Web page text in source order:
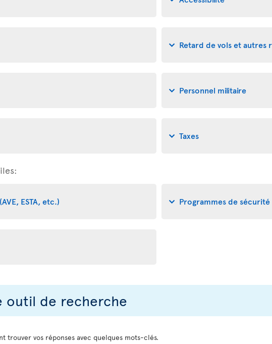
Retard de vols et autres
Personnel militaire
Taxes
ESTA, etc.) Programmes de
outil de recherche
trouver vos réponses avec quelques mots-clés.